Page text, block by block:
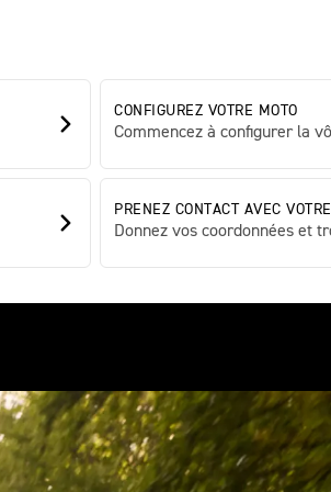
CONFIGUREZ VOTRE MOTO
Commencez à configurer la
PRENEZ CONTACT AVEC
Donnez vos coordonnées et